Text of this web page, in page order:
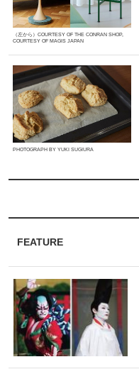
FEATURE
（左から）COURTESY OF THE CONRAN SHOP,
COURTESY OF MAGIS JAPAN
PHOTOGRAPH BY YUKI SUGIURA